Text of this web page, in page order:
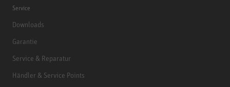
Service
Downloads
Garantie
Service & Reparatur
Händler & Service Points